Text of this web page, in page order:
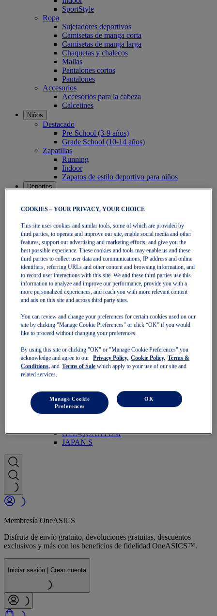
SportStyle
Ropa
Sujetadores deportivos
Camisetas de manga corta
Camisetas de manga larga
Chaquetas y chalecos
Mallas
Pantalones cortos
Pantalones
Accesorios
Accesorios para la cabeza
Calcetines
Niños
Destacado
Pre-School (3-9 años)
Grade School (10-14 años)
Zapatillas
Running
Indoor
Zapatos de estilo deportivo para niños
Deportes
Textil
Zapatillas
Textil
Pádel
Zapatillas
Textil
Colección
Correr más lejos - Neutras
GEL-NIMBUS
GEL-CUMULUS
Correr más lejos - Pronador
GEL-KAYANO
GT-2000
GT-1000
Correr más rápido
NOVABLAST
DYNABLAST
Trail Running
GEL-VENTURE
GEL-TRABUCO
GEL-SONOMA
GEL-QUANTUM
JAPAN S
Membresía OneASICS
Disfruta de envío gratuito, devoluciones gratuitas, descuentos
exclusivos y más con los beneficios de fidelidad OneASICS™.
Iniciar sesión | Crear cuenta
COOKIES – YOUR PRIVACY, YOUR CHOICE
This site uses cookies and similar tools, some of which are provided by
third parties, to operate and improve our site, enable social media and other
features, support our advertising and marketing efforts, and give you the
best possible experience. These cookies and tools may enable us and these
third parties to collect user data and communications, IP address and online
identifiers, referring URLs and other content and browsing information, and
to record user interactions with this site. We and these third parties use this
information to analyze and improve our performance, provide you with a
more personalized experiences, and reach you with more relevant content
and ads on this site and across third party sites.
You can review and change your preferences for certain cookies used on our
site by clicking "Manage Cookie Preferences" or click “OK” if you would
like to proceed without changing your preferences.
By using this site or clicking "OK" or "Manage Cookie Preferences" you
acknowledge and agree to our
Privacy Policy, Cookie Policy, Terms &
Conditions, and Terms of Sale which apply to your use of our site and
related services.
Manage Cookie
Preferences
OK